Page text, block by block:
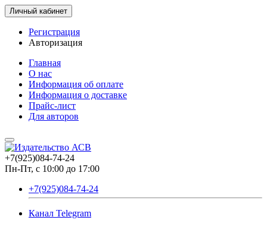
Личный кабинет
Регистрация
Авторизация
Главная
О нас
Информация об оплате
Информация о доставке
Прайс-лист
Для авторов
+7(925)084-74-24
Пн-Пт, с 10:00 до 17:00
+7(925)084-74-24
Канал Telegram